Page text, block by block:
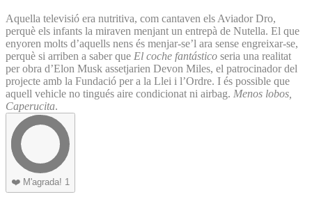
Aquella televisió era nutritiva, com cantaven els Aviador Dro,
perquè els infants la miraven menjant un entrepà de Nutella. El que
enyoren molts d’aquells nens és menjar-se’l ara sense engreixar-se,
perquè si arriben a saber que El coche fantástico seria una realitat
per obra d’Elon Musk assetjarien Devon Miles, el patrocinador del
projecte amb la Fundació per a la Llei i l’Ordre. I és possible que
aquell vehicle no tingués aire condicionat ni airbag. Menos lobos,
Caperucita.
❤️ M'agrada! 1